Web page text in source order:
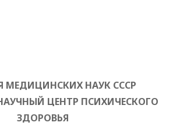
МЕДИЦИНСКИХ НАУК СССР
ЦЕНТР ПСИХИЧЕСКОГО
ЗДОРОВЬЯ